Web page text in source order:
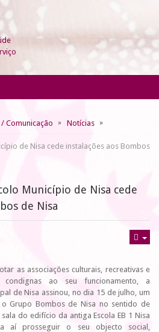
Comunicação
Notícias
de Nisa cede instalações aos Bombos
Município de Nisa cede
de Nisa
as associações culturais, recreativas e
condignas ao seu funcionamento, a
de Nisa assinou, no dia 15 de julho, um
Grupo Bombos de Nisa no sentido de
do edifício da antiga Escola EB 1 Nisa
aí prosseguir o seu objecto social,